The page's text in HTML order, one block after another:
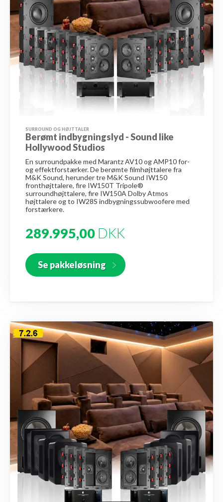
SURROUND OG HØJTTALER
Berømt indbygningslyd - Sound like
Hollywood Studios
En surroundpakke med Marantz AV10 og AMP10 for-
og effektforstærker. De berømte filmhøjttalere fra
M&K Sound, herunder tre M&K Sound IW150
fronthøjttalere, fire IW150T Tripole®
surroundhøjttalere, fire IW150A Dolby Atmos
højttalere og to IW28S indbygningssubwoofere med
forstærkere.
289.995,00 DKK
Se pakkeløsning